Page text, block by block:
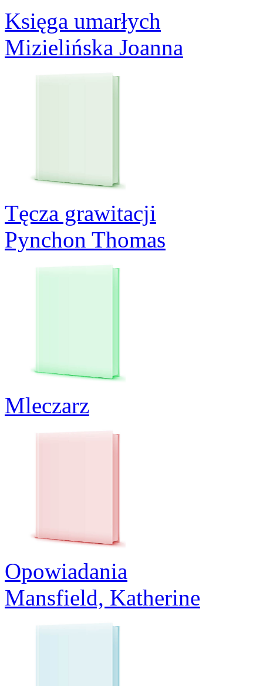
Księga umarłych
Mizielińska Joanna
Tęcza grawitacji
Pynchon Thomas
Mleczarz
Opowiadania
Mansfield, Katherine